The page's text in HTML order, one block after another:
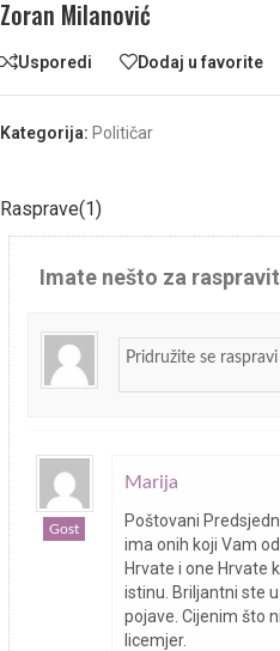
Zoran Milanović
Usporedi Dodaj u favorite
Kategorija: Političar
Rasprave(1)
Imate nešto za
Gost
Marija
Poštovani
ima onih koji Vam
Hrvate i one Hrvate
istinu. Briljantni ste
pojave. Cijenim što
licemjer.